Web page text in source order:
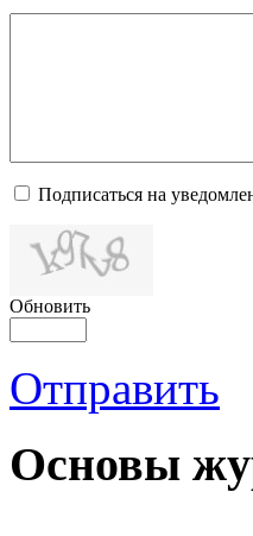
Подписаться на
Обновить
Отправить
Основы